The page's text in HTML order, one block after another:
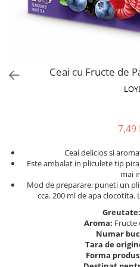
Sosuri si dressinguri
Siropuri si toppinguri
Paste fainoase si cereale
Dulciuri
Chipsuri & Snaksuri
Conserve
Bauturi alcoolice
Chipsuri & Snacksuri
Bauturi Non-Alcoolice
Bauturi energizante
Apa
Hartie igienica
Dezinfectant toaleta
Odorizant toaleta
Absorbant umiditate
Produse curatare bucatarie
Solutii suprafete bucatarie
Bureti vase si lavete
Folii si pungi alimentare
Prosoape de hartie si servetele
Manusi unica folosinta
Vesela unica folosinta
Servetele umede antibacteriene
pentru maini
Lotiuni si creme de corp
Ceara, benzi si creme
Balsam de par
Vopsea de par si oxidant
Produse ingrijire barba si
Ceai cu Fructe de
7,49
Ceai delicios si
Este ambalat in pliculete tip
mai
Mod de preparare: puneti un
cca. 200 ml de apa clocotita.
Greutate:
Aroma: Fructe
Numar
Tara de
Forma